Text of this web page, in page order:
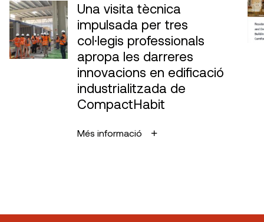
Una visita tècnica
impulsada per tres
col·legis professionals
apropa les darreres
innovacions en edificació
industrialitzada de
CompactHabit
Més informació